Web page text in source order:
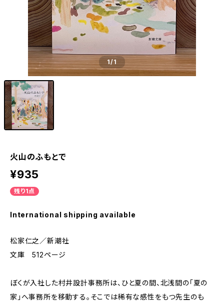
1/1
火山のふもとで
¥935
残り1点
International shipping available
松家仁之／新潮社
文庫 512ページ
ぼくが入社した村井設計事務所は、ひと夏の間、北浅間の「夏の
家」へ事務所を移動する。そこでは稀有な感性をもつ先生のも